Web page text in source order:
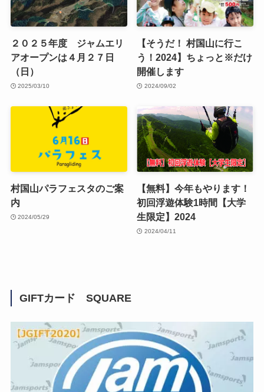
２０２５年度 ジャムエリ
アオープンは４月２７日
（日）
2025/03/10
【そうだ！ 村国山に行こ
う！2024】ちょっと※だけ
開催します
2024/09/02
村国山パラフェスタのご案
内
2024/05/29
【無料】今年もやります！
初回浮遊体験1時間【大学
生限定】2024
2024/04/11
GIFTカード SQUARE